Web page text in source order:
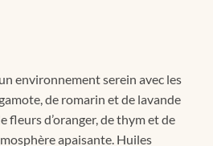
environnement serein avec les
de romarin et de lavande
fleurs d’oranger, de thym et de
apaisante. Huiles